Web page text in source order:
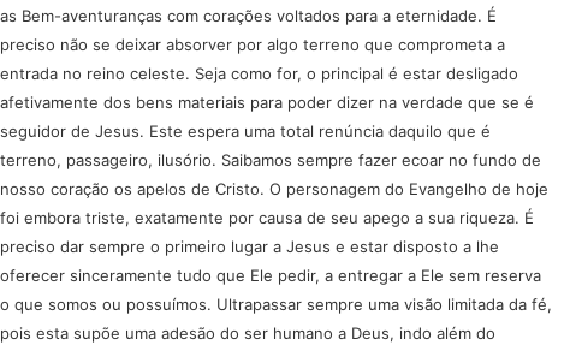
as Bem-aventuranças com corações voltados para a eternidade. É
preciso não se deixar absorver por algo terreno que comprometa a
entrada no reino celeste. Seja como for, o principal é estar desligado
afetivamente dos bens materiais para poder dizer na verdade que se é
seguidor de Jesus. Este espera uma total renúncia daquilo que é
terreno, passageiro, ilusório. Saibamos sempre fazer ecoar no fundo de
nosso coração os apelos de Cristo. O personagem do Evangelho de hoje
foi embora triste, exatamente por causa de seu apego a sua riqueza. É
preciso dar sempre o primeiro lugar a Jesus e estar disposto a lhe
oferecer sinceramente tudo que Ele pedir, a entregar a Ele sem reserva
o que somos ou possuímos. Ultrapassar sempre uma visão limitada da fé,
pois esta supõe uma adesão do ser humano a Deus, indo além do